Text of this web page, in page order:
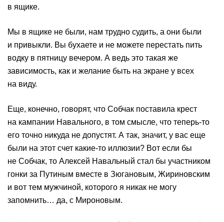
в ящике.
Мы в ящике не были, нам трудно судить, а они были
и привыкли. Вы бухаете и не можете перестать пить
водку в пятницу вечером. А ведь это такая же
зависимость, как и желание быть на экране у всех
на виду.
Еще, конечно, говорят, что Собчак поставила крест
на кампании Навального, в том смысле, что теперь-то
его точно никуда не допустят. А так, значит, у вас еще
были на этот счет какие-то иллюзии? Вот если бы
не Собчак, то Алексей Навальный стал бы участником
гонки за Путиным вместе в Зюгановым, Жириновским
и вот тем мужчиной, которого я никак не могу
запомнить… да, с Мироновым.